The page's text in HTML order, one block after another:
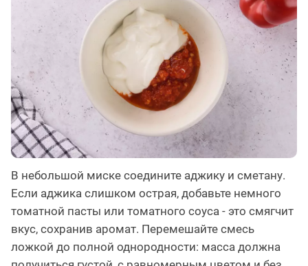
В небольшой миске соедините аджику и сметану.
Если аджика слишком острая, добавьте немного
томатной пасты или томатного соуса - это смягчит
вкус, сохранив аромат. Перемешайте смесь
ложкой до полной однородности: масса должна